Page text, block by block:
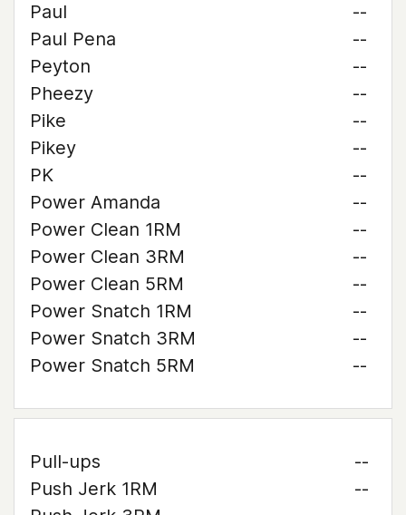
Paul
--
Paul Pena
--
Peyton
--
Pheezy
--
Pike
--
Pikey
--
PK
--
Power Amanda
--
Power Clean 1RM
--
Power Clean 3RM
--
Power Clean 5RM
--
Power Snatch 1RM
--
Power Snatch 3RM
--
Power Snatch 5RM
--
Pull-ups
--
Push Jerk 1RM
--